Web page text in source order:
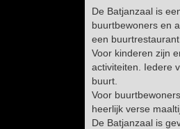
De Batjanzaal is
buurtbewoners en
een
Voor kinderen zijn
activiteiten. Iedere
buurt.
Voor
heerlijk verse
De Batjanzaal is